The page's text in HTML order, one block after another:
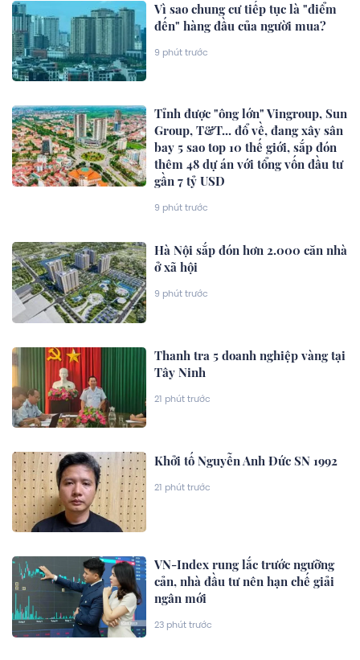
Vì sao chung cư tiếp tục là "điểm
đến" hàng đầu của người mua?
9 phút trước
Tỉnh được "ông lớn" Vingroup, Sun
Group, T&T... đổ về, đang xây sân
bay 5 sao top 10 thế giới, sắp đón
thêm 48 dự án với tổng vốn đầu tư
gần 7 tỷ USD
9 phút trước
Hà Nội sắp đón hơn 2.000 căn nhà
ở xã hội
9 phút trước
Thanh tra 5 doanh nghiệp vàng tại
Tây Ninh
21 phút trước
Khởi tố Nguyễn Anh Đức SN 1992
21 phút trước
VN-Index rung lắc trước ngưỡng
cản, nhà đầu tư nên hạn chế giải
ngân mới
23 phút trước